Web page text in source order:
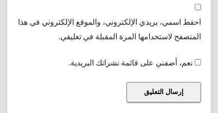
احفظ اسمي، بريدي الإلكتروني، والموقع الإلكتروني في هذا
المتصفح لاستخدامها المرة المقبلة في تعليقي.
نعم، أضفني على قائمة نشراتك البريدية.